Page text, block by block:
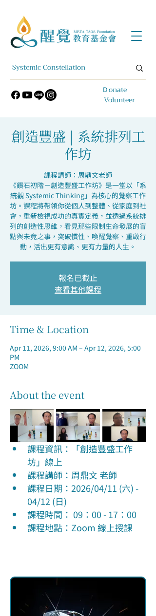
​Ｄonate
Volunteer
創造豐盛 | 系統排列工
作坊
課程講師：周鼎文老師
《鑽石初階－創造豐盛工作坊》是一堂以「系
統觀 Systemic Thinking」為核心的覺察工作
坊。課程將帶領你從個人到整體、從家庭到社
會，重新檢視成功的真實定義，並透過系統排
列的創造性思維，看見那些限制生命發展的盲
點與未竟之事，突破慣性、喚醒覺察、重啟行
動，活出更有意識、更有力量的人生。
報名已截止
查看其他課程
Time & Location
Apr 11, 2026, 9:00 AM – Apr 12, 2026, 5:00
PM
ZOOM
About the event
課程資訊：「創造豐盛工作
坊」線上
課程講師：周鼎文 老師
課程日期：2026/04/11 (六) -
04/12 (日)
課程時間： 09：00 - 17：00
課程地點：Zoom 線上授課